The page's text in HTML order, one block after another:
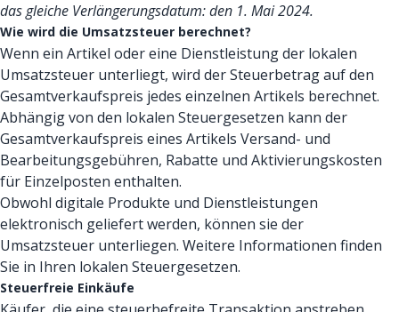
das gleiche Verlängerungsdatum: den 1. Mai 2024.
Wie wird die Umsatzsteuer berechnet?
Wenn ein Artikel oder eine Dienstleistung der lokalen
Umsatzsteuer unterliegt, wird der Steuerbetrag auf den
Gesamtverkaufspreis jedes einzelnen Artikels berechnet.
Abhängig von den lokalen Steuergesetzen kann der
Gesamtverkaufspreis eines Artikels Versand- und
Bearbeitungsgebühren, Rabatte und Aktivierungskosten
für Einzelposten enthalten.
Obwohl digitale Produkte und Dienstleistungen
elektronisch geliefert werden, können sie der
Umsatzsteuer unterliegen. Weitere Informationen finden
Sie in Ihren lokalen Steuergesetzen.
Steuerfreie Einkäufe